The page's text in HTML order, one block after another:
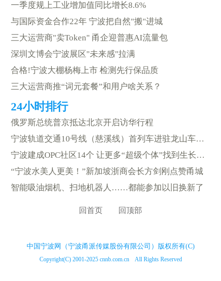
一季度规上工业增加值同比增长8.6%
与国际资金合作22年 宁波把自然"搬"进城
三大运营商"卖Token" 甬企迎普惠AI流量包
深圳文博会宁波展区"未来感"拉满
合格!宁波大棚杨梅上市 检测先行保品质
三大运营商推“词元套餐”和用户啥关系？
俄罗斯总统普京抵达北京开启访华行程
宁波轨道交通10号线（慈溪线）首列车进驻龙山车辆段
宁波建成OPC社区14个 让更多“超级个体”找到生长节奏
“宁波水美人更美！”新加坡浙商会长方剑刚点赞甬城
智能吸油烟机、扫地机器人……都能参加以旧换新了
回首页 回顶部
中国宁波网（宁波甬派传媒股份有限公司）版权所有(C)
Copyright(C) 2001-2025 cnnb.com.cn All Rights Reserved